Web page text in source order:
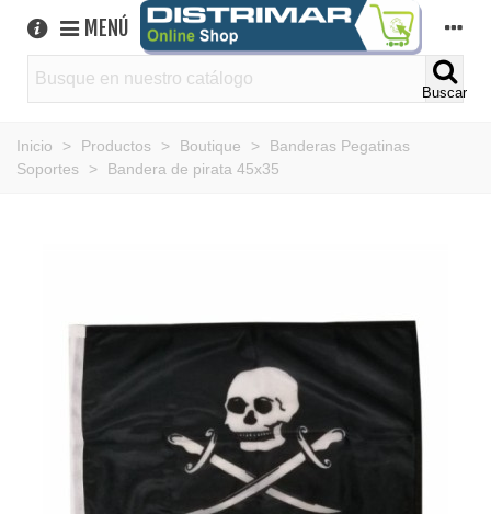
MENÚ
Buscar
Inicio > Productos > Boutique >
Banderas Pegatinas
Soportes
> Bandera de pirata 45x35